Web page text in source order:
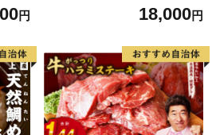
く
円
産【山形eLab】 ka074-023-r
18,000円